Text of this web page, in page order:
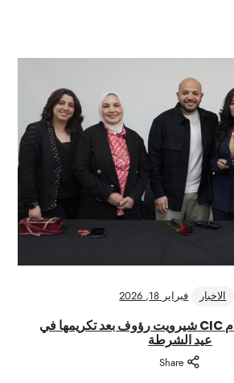
الاخبار فبراير 18, 2026
تكريم خريجة إعلام CIC شيرويت رؤوف بعد تكريمها في
عيد الشرطة
Share